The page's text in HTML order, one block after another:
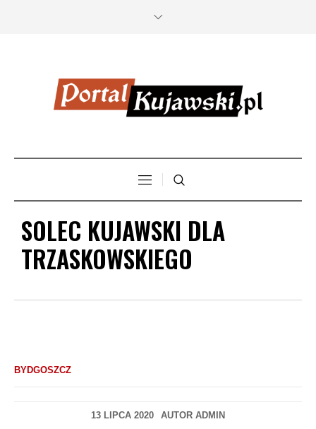
SOLEC KUJAWSKI DLA
TRZASKOWSKIEGO
BYDGOSZCZ
13 LIPCA 2020 AUTOR ADMIN